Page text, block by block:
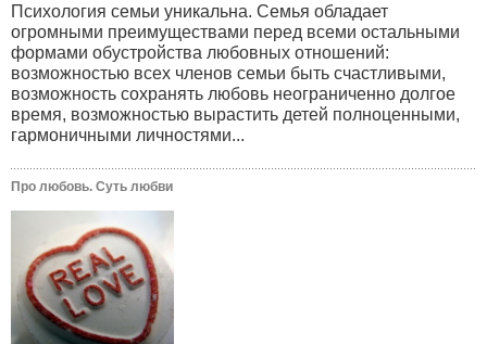
Психология семьи уникальна. Семья обладает
огромными преимуществами перед всеми остальными
формами обустройства любовных отношений:
возможностью всех членов семьи быть счастливыми,
возможность сохранять любовь неограниченно долгое
время, возможностью вырастить детей полноценными,
гармоничными личностями...
Про любовь. Суть любви